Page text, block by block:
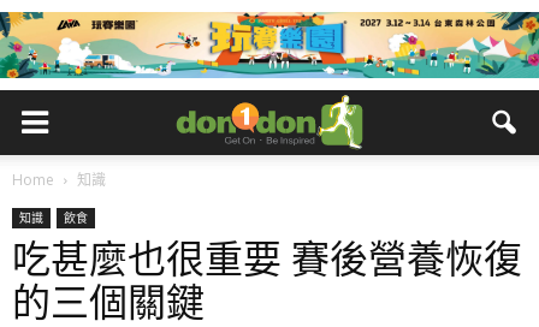
Home 知識
知識 飲食
吃甚麼也很重要 賽後營養恢復
的三個關鍵